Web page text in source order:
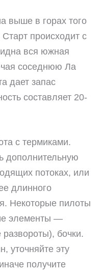
выше в горах того
происходит с
вся южная
соседнюю Ла
дает запас
составляет 20-
с термиками.
дополнительную
потоках, или
длинного
Некоторые пилоты
элементы —
бочки.
уточняйте эту
получите